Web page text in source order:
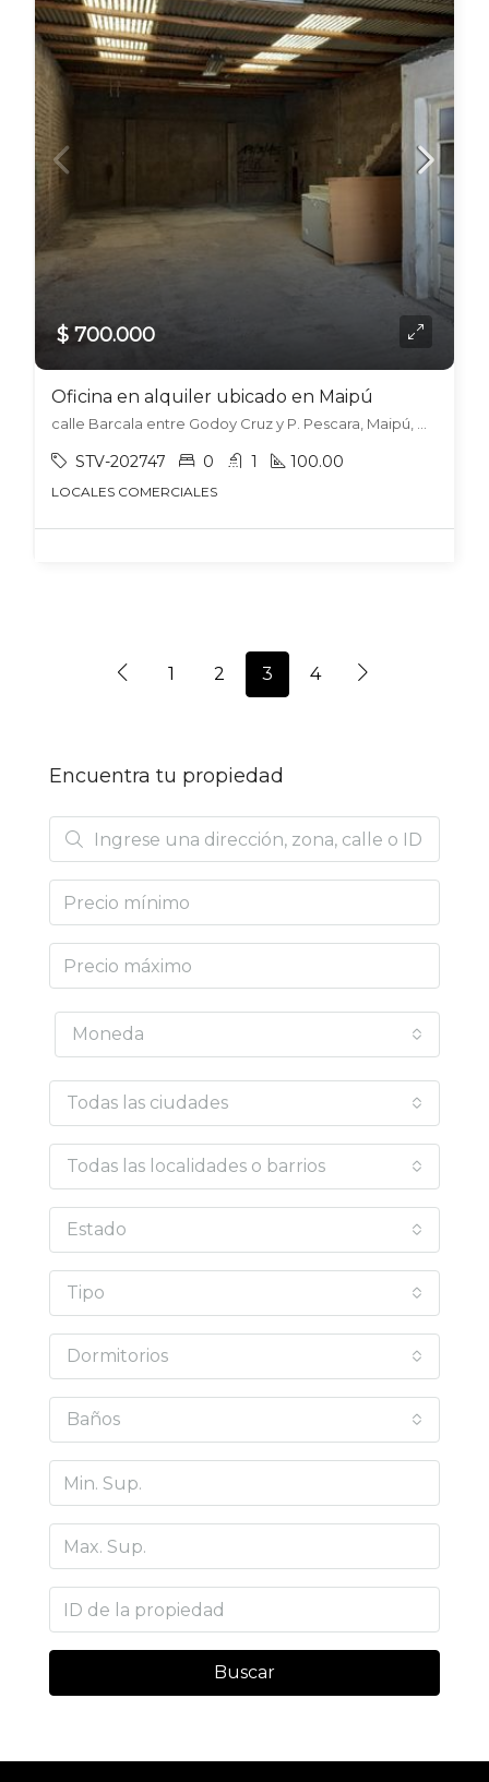
$ 700.000
Oficina en alquiler ubicado en Maipú
calle Barcala entre Godoy Cruz y P. Pescara, Maipú, Maipú
STV-202747 0 1 100.00
LOCALES COMERCIALES
1 2 3 4
Encuentra tu propiedad
Moneda
Todas las ciudades
Todas las localidades o barrios
Estado
Tipo
Dormitorios
Baños
Buscar